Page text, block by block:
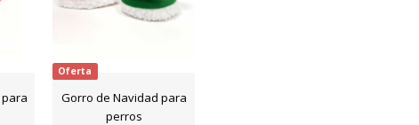
Oferta
Gorro de Navidad para
perros